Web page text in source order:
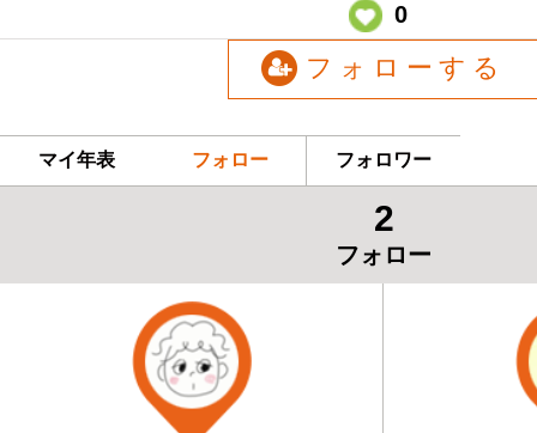
0
フォローする
マイ年表 フォロー フォロワー
2
フォロー